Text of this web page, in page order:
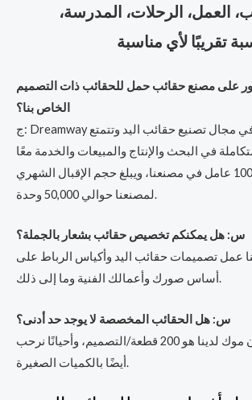
العمل، الرحلات، المدرسة،
على مصنع حقائب حمل للحقائب ذات التصميم
الخاص بنا؟
ج: Dreamway هي شركة رائدة في مجال تصنيع حقائب اليد وتتمتع
لدينا أكثر من 100 عامل في مصنعنا، ويبلغ حجم الإقبال الشهري
لمصنعنا حوالي 50,000 وحدة.
س: هل يمكنكم تخصيص حقائب بشعار بالجملة؟
عمل تصميمات حقائب اليد وأكياس الرباط على
أساس صورك وأعمالك الفنية وما إلى ذلك.
س: هل الحقائب المخصصة لا يوجد حد أدنى؟
ج: عادةً ما يكون موك لدينا هو 200 قطعة/التصميم، وأحيانًا نرحب
أيضًا بالكميات الصغيرة.